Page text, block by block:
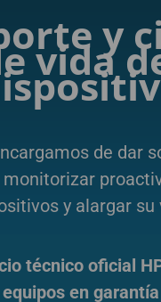
y
vida
de dar
monitorizar
y alargar su
técnico oficial
equipos en garantía